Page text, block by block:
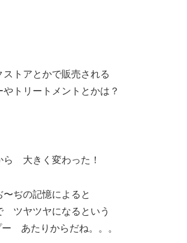
トアとかで販売される
トリートメントとかは？
ら 大きく変わった！
ぢの記憶によると
ツヤツヤになるという
ー あたりからだね。。。